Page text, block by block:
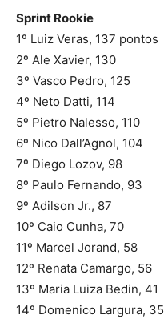
Sprint Rookie
1º Luiz Veras, 137 pontos
2º Ale Xavier, 130
3º Vasco Pedro, 125
4º Neto Datti, 114
5º Pietro Nalesso, 110
6º Nico Dall’Agnol, 104
7º Diego Lozov, 98
8º Paulo Fernando, 93
9º Adilson Jr., 87
10º Caio Cunha, 70
11º Marcel Jorand, 58
12º Renata Camargo, 56
13º Maria Luiza Bedin, 41
14º Domenico Largura, 35